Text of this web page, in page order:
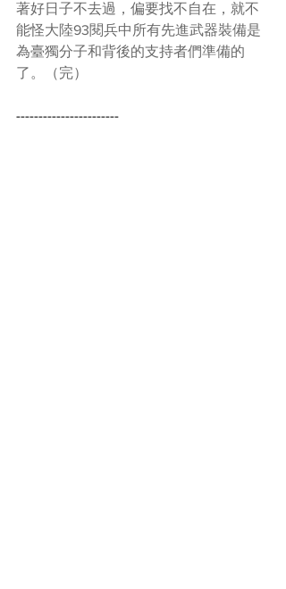
著好日子不去過，偏要找不自在，就不
能怪大陸93閱兵中所有先進武器裝備是
為臺獨分子和背後的支持者們準備的
了。（完）
-----------------------